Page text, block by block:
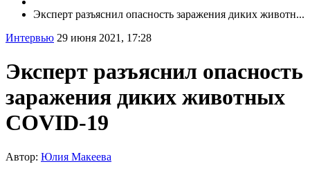
Эксперт разъяснил опасность заражения диких животн...
Интервью 29 июня 2021, 17:28
Эксперт разъяснил опасность
заражения диких животных
COVID-19
Автор: Юлия Макеева